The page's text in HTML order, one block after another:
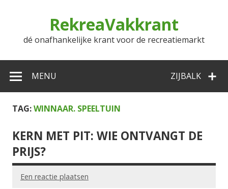
RekreaVakkrant
dé onafhankelijke krant voor de recreatiemarkt
ZIJBALK
MENU
TAG:WINNAAR. SPEELTUIN
KERN MET PIT: WIE ONTVANGT DE
PRIJS?
Een reactie plaatsen